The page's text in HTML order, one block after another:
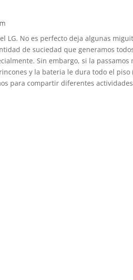
LG. No es perfecto deja algunas
de suciedad que generamos
Sin embargo, si la passamos
y la bateria le dura todo el
para compartir diferentes